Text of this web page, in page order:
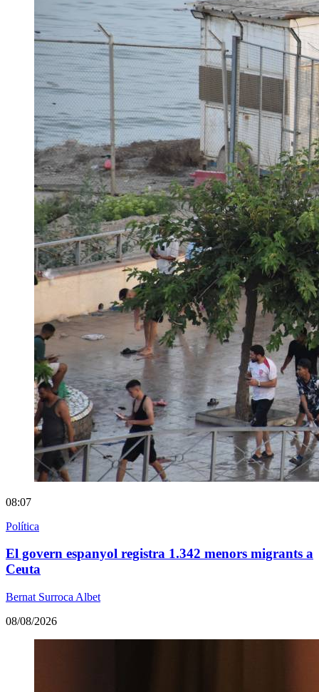
08:07
Política
El govern espanyol registra 1.342 menors migrants a
Ceuta
Bernat Surroca Albet
08/08/2026